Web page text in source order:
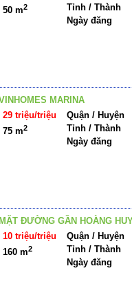
50 m2
Tỉnh / Thành
Ngày đăng
MARINA
29 triệu/triệu
75 m2
Quận / Huyện
Tỉnh / Thành
Ngày đăng
ĐƯỜNG GẦN HOÀNG
10 triệu/triệu
160 m2
Quận / Huyện
Tỉnh / Thành
Ngày đăng